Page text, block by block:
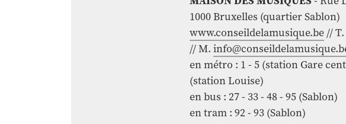
1000 Bruxelles (quartier Sablon)
www.conseildelamusique.be// T.
// M.
en métro : 1 - 5 (station Gare
(station Louise)
en bus : 27 - 33 - 48 - 95 (Sablon)
en tram : 92 - 93 (Sablon)